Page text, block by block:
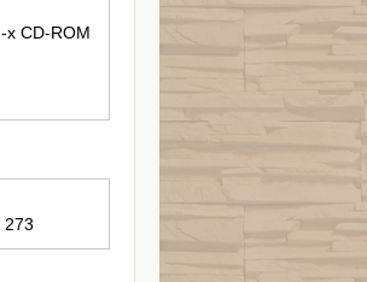
CD-ROM
273